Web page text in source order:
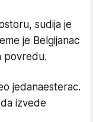
sudija je
je Belgijanac
povredu.
jedanaesterac.
izvede